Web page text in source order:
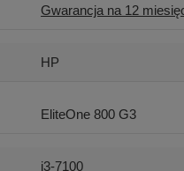
Gwarancja na 12
HP
EliteOne 800 G3
i3-7100